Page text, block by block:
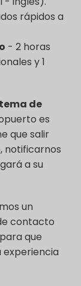
rápidos a
- 2 horas
y 1
de
es
que salir
notificarnos
a su
un
contacto
que
experiencia